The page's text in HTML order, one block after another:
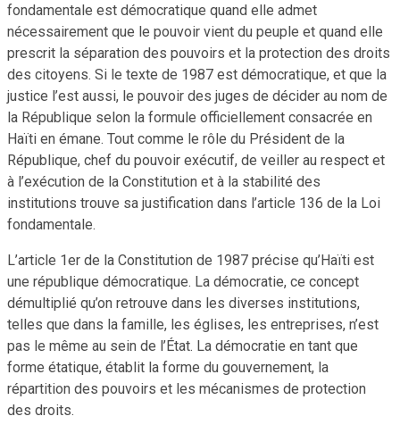
fondamentale est démocratique quand elle admet
nécessairement que le pouvoir vient du peuple et quand elle
prescrit la séparation des pouvoirs et la protection des droits
des citoyens. Si le texte de 1987 est démocratique, et que la
justice l’est aussi, le pouvoir des juges de décider au nom de
la République selon la formule officiellement consacrée en
Haïti en émane. Tout comme le rôle du Président de la
République, chef du pouvoir exécutif, de veiller au respect et
à l’exécution de la Constitution et à la stabilité des
institutions trouve sa justification dans l’article 136 de la Loi
fondamentale.
L’article 1er de la Constitution de 1987 précise qu’Haïti est
une république démocratique. La démocratie, ce concept
démultiplié qu’on retrouve dans les diverses institutions,
telles que dans la famille, les églises, les entreprises, n’est
pas le même au sein de l’État. La démocratie en tant que
forme étatique, établit la forme du gouvernement, la
répartition des pouvoirs et les mécanismes de protection
des droits.